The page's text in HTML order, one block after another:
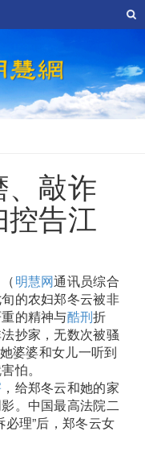
、敲诈
告江
明慧网通讯员综合
的农妇郑冬云被非
的精神与酷刑折
抄家，无数次被骚
婆婆和女儿一听到
怕。
，给郑冬云和她的家
。中国最高法院二
理”后，郑冬云女